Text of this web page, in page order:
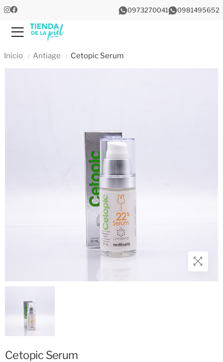
0973270041 0981495652
Menu
Inicio Antiage Cetopic Serum
Cetopic Serum